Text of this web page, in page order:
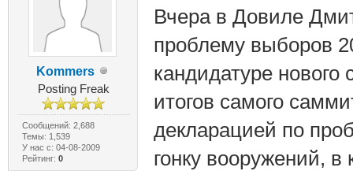
Kommers
Posting Freak
Сообщений: 2,688
Темы: 1,539
У нас с: 04-08-2009
Рейтинг: 0
Вчера в Довиле
проблему выборов
кандидатуре
итогов самого
декларацией по
гонку вооружений,